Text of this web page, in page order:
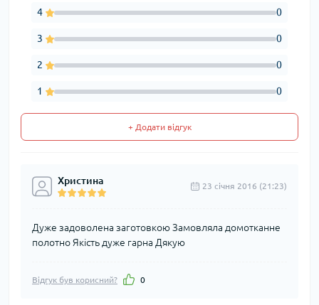
4 0
3 0
2 0
1 0
+ Додати відгук
Христина 23 cічня 2016 (21:23)
Дуже задоволена заготовкою Замовляла домотканне
полотно Якість дуже гарна Дякую
Відгук був корисний? 0